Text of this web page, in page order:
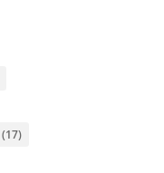
(17)